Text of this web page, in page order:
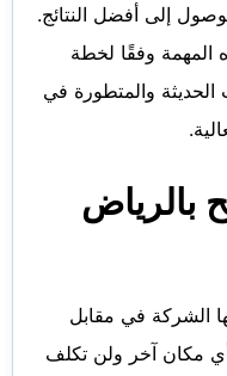
إلى أفضل النتائج.
المهمة وفقًا لخطة
والمتطورة في
بالرياض
الشركة في مقابل
مكان آخر ولن تكلف